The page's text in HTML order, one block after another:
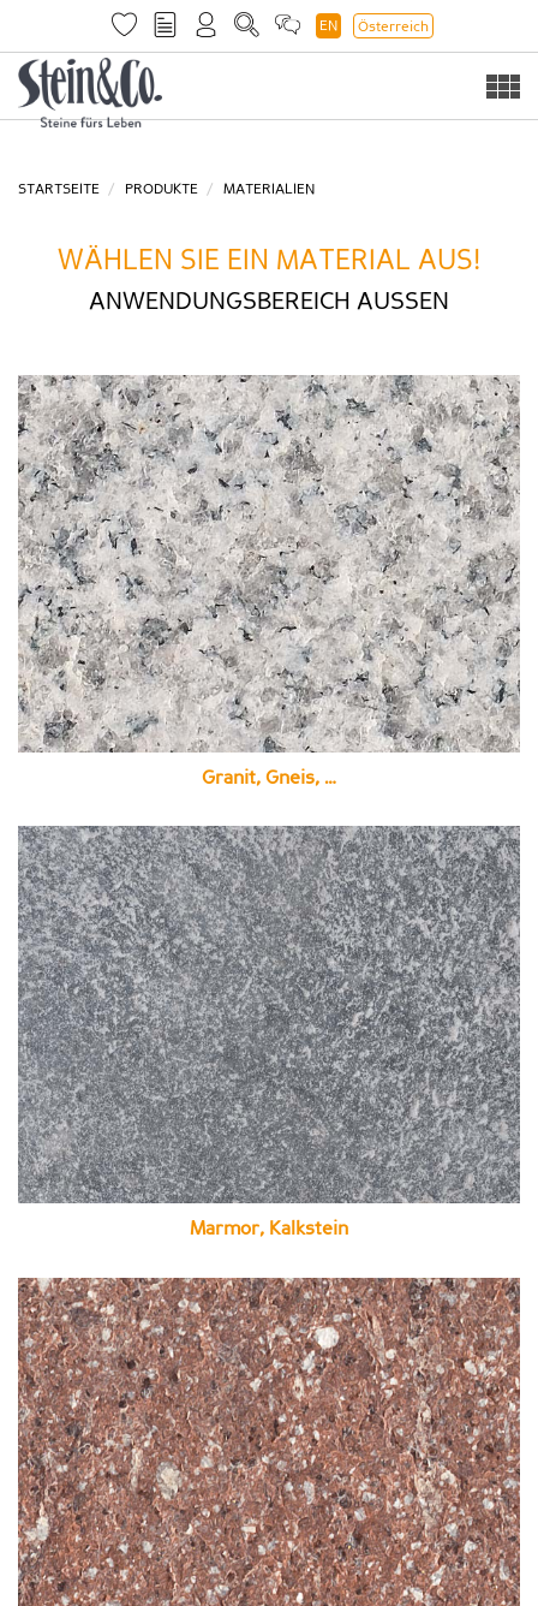
EN Österreich
STARTSEITE PRODUKTE MATERIALIEN
WÄHLEN SIE EIN MATERIAL AUS!
ANWENDUNGSBEREICH AUSSEN
Granit, Gneis, …
Marmor, Kalkstein